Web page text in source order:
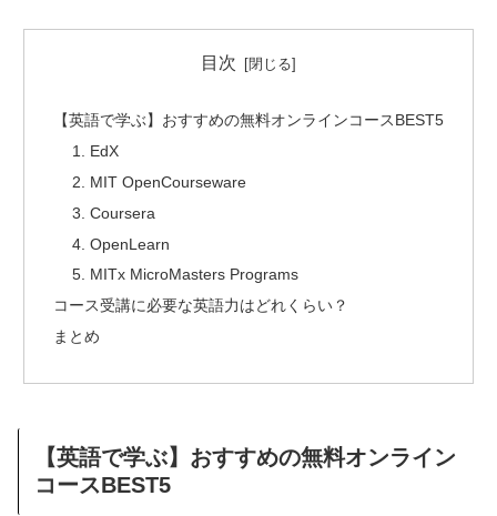
目次
【英語で学ぶ】おすすめの無料オンラインコースBEST5
1. EdX
2. MIT OpenCourseware
3. Coursera
4. OpenLearn
5. MITx MicroMasters Programs
コース受講に必要な英語力はどれくらい？
まとめ
【英語で学ぶ】おすすめの無料オンライン
コースBEST5